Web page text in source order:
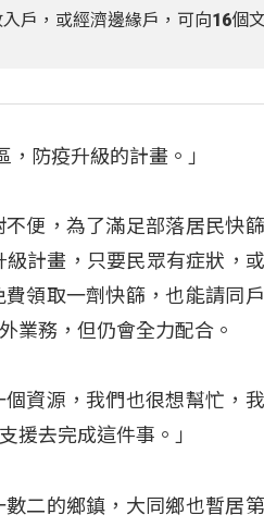
戶，或經濟邊緣戶，可向16個
防疫升級的計畫。」
便，為了滿足部落居民快
計畫，只要民眾有症狀，
領取一劑快篩，也能請同
業務，但仍會全力配合。
資源，我們也很想幫忙，
援去完成這件事。」
二的鄉鎮，大同鄉也暫居